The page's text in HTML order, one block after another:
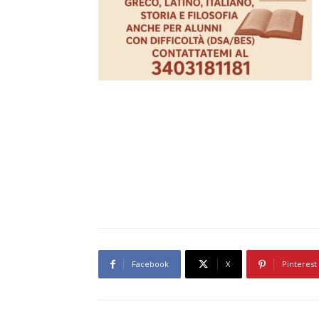
Facebook X Pinterest